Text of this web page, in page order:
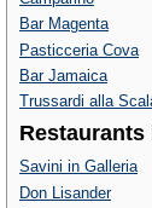
Bar Magenta
Pasticceria Cova
Bar Jamaica
Trussardi alla
Savini in Galleria
Don Lisander